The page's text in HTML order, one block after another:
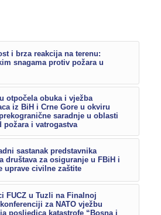
i brza reakcija na terenu:
snagama protiv požara u
otpočela obuka i vježba
iz BiH i Crne Gore u okviru
saradnje u oblasti
požara i vatrogastva
sastanak predstavnika
društava za osiguranje u FBiH i
uprave civilne zaštite
FUCZ u Tuzli na Finalnoj
za NATO vježbu
posljedica katastrofe “Bosna i